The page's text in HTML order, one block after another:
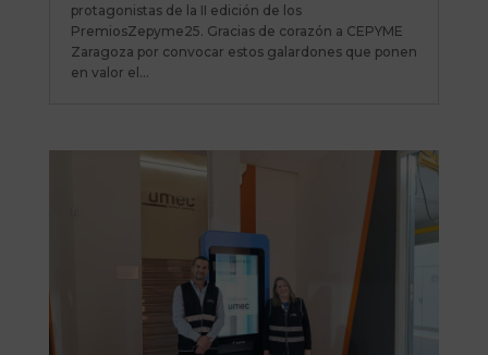
protagonistas de la II edición de los
PremiosZepyme25. Gracias de corazón a CEPYME
Zaragoza por convocar estos galardones que ponen
en valor el...